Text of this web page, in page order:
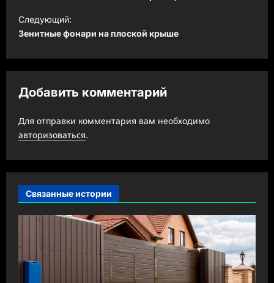
в
и
а
ц
я
з
а
п
и
Следующий:
Зенитные фонари на плоской крыше
Добавить комментарий
Для отправки комментария вам необходимо
авторизоваться.
Связанные истории